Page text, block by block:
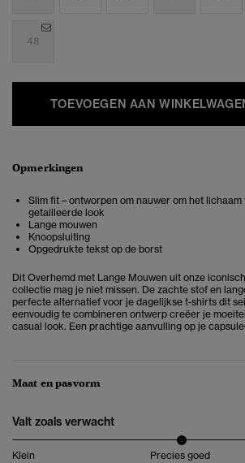
48
TOEVOEGEN AAN
Opmerkingen
Slim fit – ontworpen om nauwer om het
getailleerde look
Lange mouwen
Knoopsluiting
Opgedrukte tekst op de borst
Dit Overhemd met Lange Mouwen uit onze
collectie mag je niet missen. De zachte stof en
perfecte alternatief voor je dagelijkse t-shirts dit
eenvoudig te combineren ontwerp creëer je
casual look. Een prachtige aanvulling op je
Maat en pasvorm
Valt zoals verwacht
Klein Precies goed